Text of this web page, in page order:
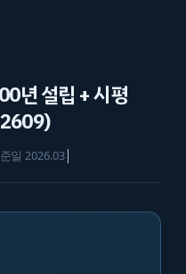
년 설립 + 시평
일2026.03│